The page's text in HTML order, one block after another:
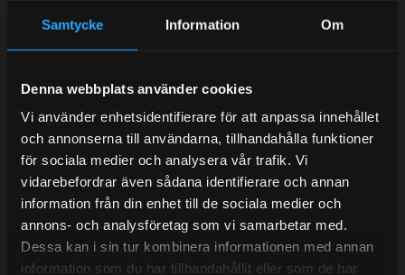
Samtycke Information Om
Denna webbplats använder cookies
Vi använder enhetsidentifierare för att anpassa innehållet
och annonserna till användarna, tillhandahålla funktioner
för sociala medier och analysera vår trafik. Vi
vidarebefordrar även sådana identifierare och annan
information från din enhet till de sociala medier och
annons- och analysföretag som vi samarbetar med.
Dessa kan i sin tur kombinera informationen med annan
information som du har tillhandahållit eller som de har
Under V.27 - V.33 nås vi enbart på mejl. Ordrar skickas
Mån-Tors: 10:30-15:00
Lunchstängt 12:00-13:00
Tel: 031- 51 66 60
E-post:info@streetperformance.se